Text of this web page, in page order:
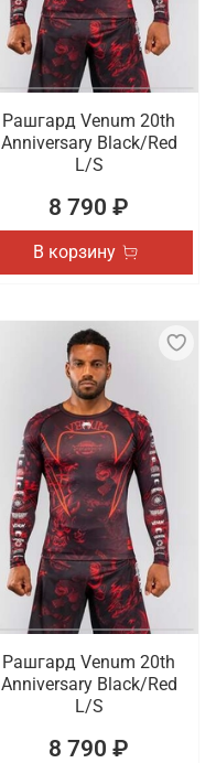
Рашгард Venum 20th
Anniversary Black/Red
L/S
8 790 ₽
В корзину
Рашгард Venum 20th
Anniversary Black/Red
L/S
8 790 ₽